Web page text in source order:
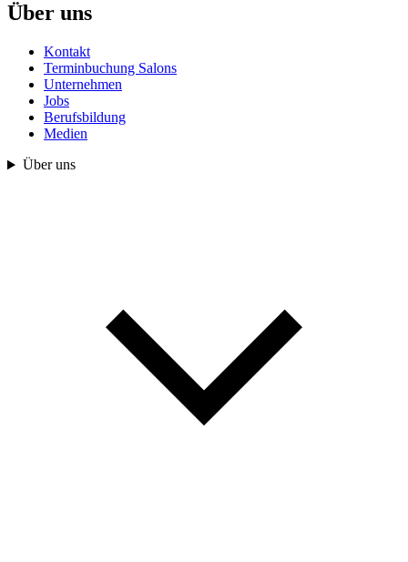
Über uns
Kontakt
Terminbuchung Salons
Unternehmen
Jobs
Berufsbildung
Medien
Über uns